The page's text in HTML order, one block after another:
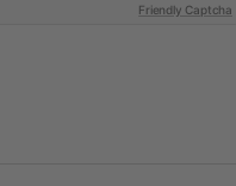
Friendly Captcha